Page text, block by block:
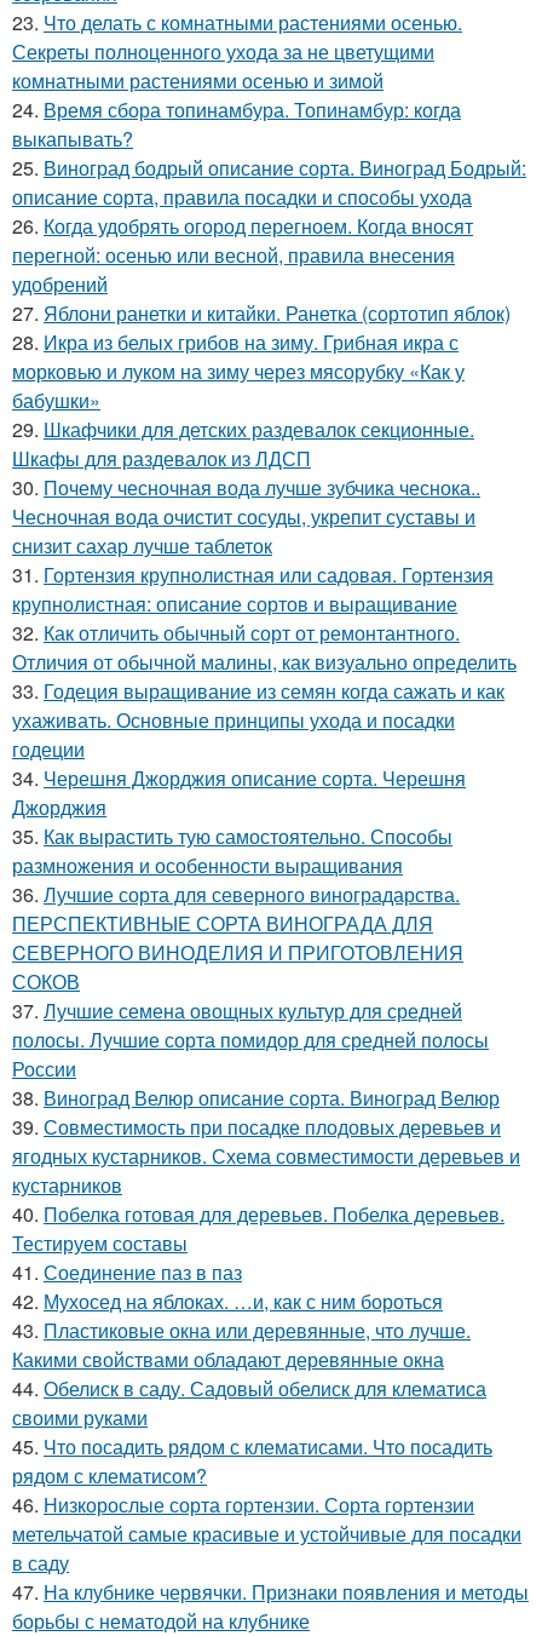
23. Что делать с комнатными растениями осенью.
Секреты полноценного ухода за не цветущими
комнатными растениями осенью и зимой
24. Время сбора топинамбура. Топинамбур: когда
выкапывать?
25. Виноград бодрый описание сорта. Виноград Бодрый:
описание сорта, правила посадки и способы ухода
26. Когда удобрять огород перегноем. Когда вносят
перегной: осенью или весной, правила внесения
удобрений
27. Яблони ранетки и китайки. Ранетка (сортотип яблок)
28. Икра из белых грибов на зиму. Грибная икра с
морковью и луком на зиму через мясорубку «Как у
бабушки»
29. Шкафчики для детских раздевалок секционные.
Шкафы для раздевалок из ЛДСП
30. Почему чесночная вода лучше зубчика чеснока..
Чесночная вода очистит сосуды, укрепит суставы и
снизит сахар лучше таблеток
31. Гортензия крупнолистная или садовая. Гортензия
крупнолистная: описание сортов и выращивание
32. Как отличить обычный сорт от ремонтантного.
Отличия от обычной малины, как визуально определить
33. Годеция выращивание из семян когда сажать и как
ухаживать. Основные принципы ухода и посадки
годеции
34. Черешня Джорджия описание сорта. Черешня
Джорджия
35. Как вырастить тую самостоятельно. Способы
размножения и особенности выращивания
36. Лучшие сорта для северного виноградарства.
ПЕРСПЕКТИВНЫЕ СОРТА ВИНОГРАДА ДЛЯ
CЕВЕРНОГО ВИНОДЕЛИЯ И ПРИГОТОВЛЕНИЯ
СОКОВ
37. Лучшие семена овощных культур для средней
полосы. Лучшие сорта помидор для средней полосы
России
38. Виноград Велюр описание сорта. Виноград Велюр
39. Совместимость при посадке плодовых деревьев и
ягодных кустарников. Схема совместимости деревьев и
кустарников
40. Побелка готовая для деревьев. Побелка деревьев.
Тестируем составы
41. Соединение паз в паз
42. Мухосед на яблоках. …и, как с ним бороться
43. Пластиковые окна или деревянные, что лучше.
Какими свойствами обладают деревянные окна
44. Обелиск в саду. Садовый обелиск для клематиса
своими руками
45. Что посадить рядом с клематисами. Что посадить
рядом с клематисом?
46. Низкорослые сорта гортензии. Сорта гортензии
метельчатой самые красивые и устойчивые для посадки
в саду
47. На клубнике червячки. Признаки появления и методы
борьбы с нематодой на клубнике